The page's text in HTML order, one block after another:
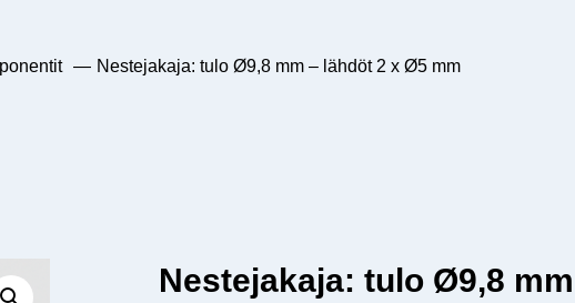
— Nestejakaja: tulo Ø9,8 mm – lähdöt 2 x Ø5 mm
Nestejakaja: tulo Ø9,8